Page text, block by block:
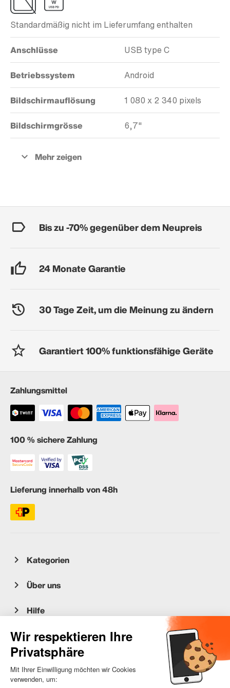
Standardmäßig nicht im Lieferumfang enthalten
Anschlüsse USB type C
Betriebssystem Android
Bildschirmauflösung 1 080 x 2 340 pixels
Bildschirmgrösse 6,7"
Bis zu -70% gegenüber dem Neupreis
24 Monate Garantie
30 Tage Zeit, um die Meinung zu ändern
Garantiert 100% funktionsfähige Geräte
Zahlungsmittel
100 % sichere Zahlung
Lieferung innerhalb von 48h
Kategorien
Über uns
Hilfe
Kundenservice
occasion.migros.mobile@recommerce.com
Montag-Freitag 08:00-17:00